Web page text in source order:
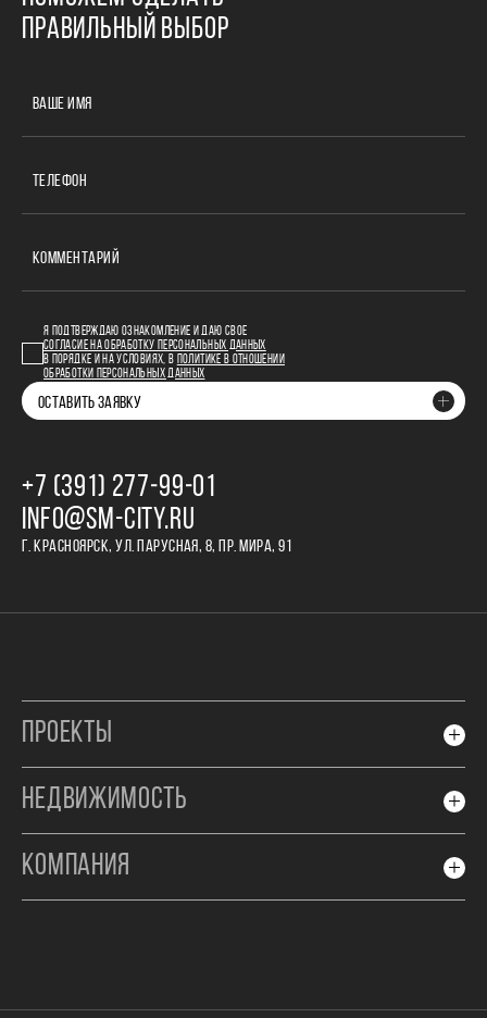
ПРАВИЛЬНЫЙ ВЫБОР
ВАШЕ ИМЯ
ТЕЛЕФОН
КОММЕНТАРИЙ
Я ПОДТВЕРЖДАЮ ОЗНАКОМЛЕНИЕ И ДАЮ СВОЕ
СОГЛАСИЕ НА ОБРАБОТКУ ПЕРСОНАЛЬНЫХ ДАННЫХ
В ПОРЯДКЕ И НА УСЛОВИЯХ, В
ПОЛИТИКЕ В ОТНОШЕНИИ
ОБРАБОТКИ ПЕРСОНАЛЬНЫХ ДАННЫХ
ОСТАВИТЬ ЗАЯВКУ
+7 (391) 277‒99‒01
INFO@SM-CITY.RU
Г. КРАСНОЯРСК, УЛ. ПАРУСНАЯ, 8, ПР. МИРА, 91
ПРОЕКТЫ
НЕДВИЖИМОСТЬ
КОМПАНИЯ